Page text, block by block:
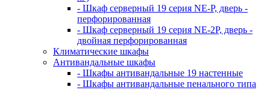
- Шкаф серверный 19 серия NE-P, дверь -
перфорированная
- Шкаф серверный 19 серия NE-2P, дверь -
двойная перфорированная
Климатические шкафы
Антивандальные шкафы
- Шкафы антивандальные 19 настенные
- Шкафы антивандальные пенального типа